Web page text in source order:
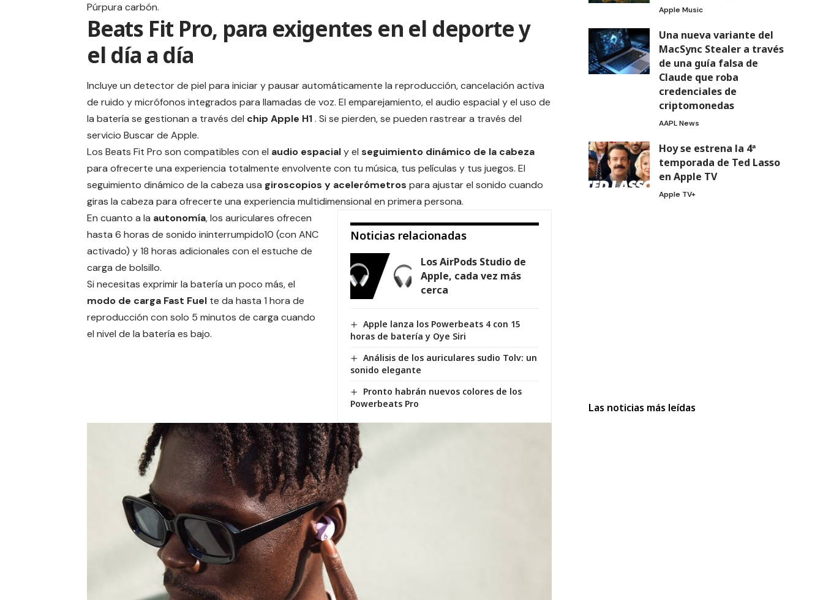
Púrpura carbón.
Beats Fit Pro, para exigentes en el deporte y
el día a día
Incluye un detector de piel para iniciar y pausar automáticamente la reproducción, cancelación activa
de ruido y micrófonos integrados para llamadas de voz. El emparejamiento, el audio espacial y el uso de
la batería se gestionan a través del chip Apple H1. Si se pierden, se pueden rastrear a través del
servicio Buscar de Apple.
Los Beats Fit Pro son compatibles con el audio espacialy el seguimiento dinámico de la cabeza
para ofrecerte una experiencia totalmente envolvente con tu música, tus películas y tus juegos. El
seguimiento dinámico de la cabeza usa giroscopios y acelerómetros para ajustar el sonido cuando
giras la cabeza para ofrecerte una experiencia multidimensional en primera persona.
Noticias relacionadas
Los AirPods Studio de
Apple, cada vez más
cerca
Apple lanza los Powerbeats 4 con 15
horas de batería y Oye Siri
Análisis de los auriculares sudio Tolv: un
sonido elegante
Pronto habrán nuevos colores de los
Powerbeats Pro
En cuanto a la autonomía, los auriculares ofrecen
hasta 6 horas de sonido ininterrumpido10 (con ANC
activado) y 18 horas adicionales con el estuche de
carga de bolsillo.
Si necesitas exprimir la batería un poco más, el
modo de carga Fast Fuel te da hasta 1 hora de
reproducción con solo 5 minutos de carga cuando
el nivel de la batería es bajo.
Apple Music
Una nueva variante del
MacSync Stealer a través
de una guía falsa de
Claude que roba
credenciales de
criptomonedas
AAPL News
Hoy se estrena la 4ª
temporada de Ted Lasso
en Apple TV
Apple TV+
Las noticias más leídas